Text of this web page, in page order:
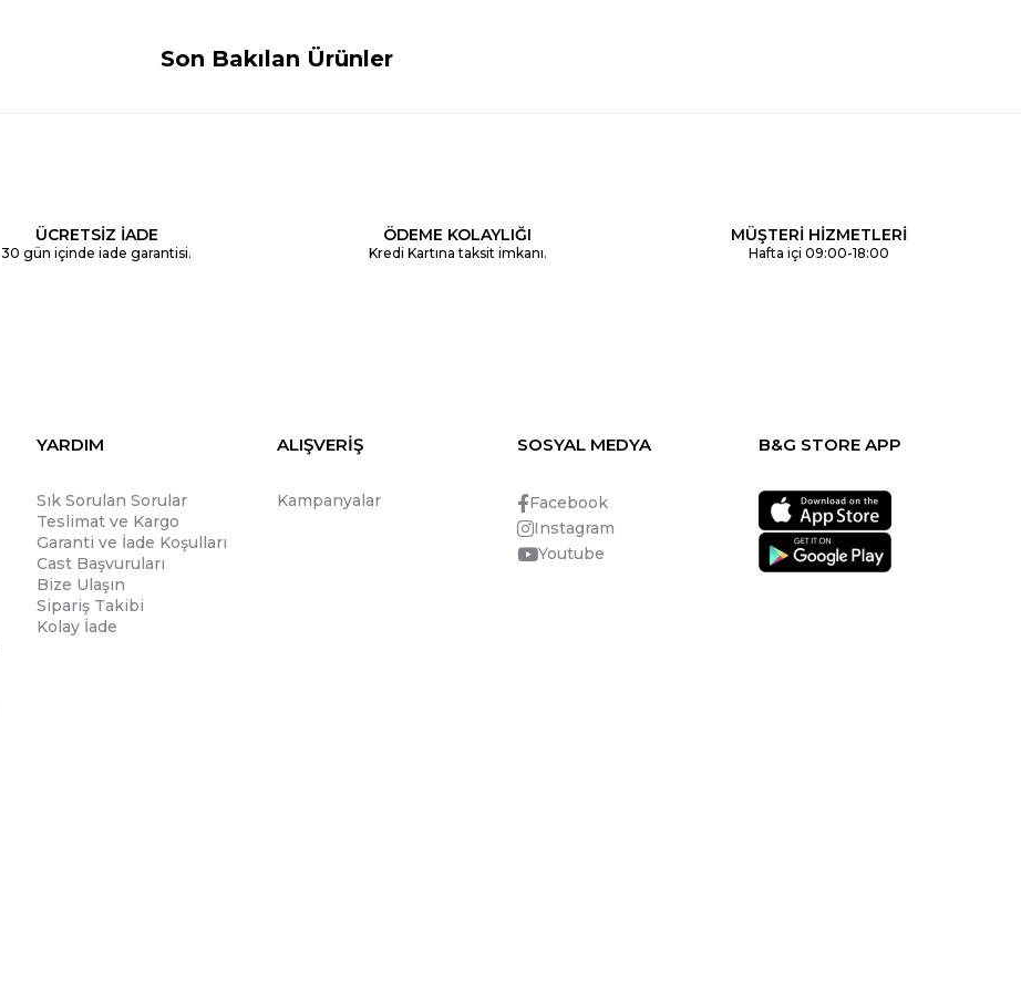
Son Bakılan Ürünler
ÜCRETSİZ İADE
30 gün içinde iade garantisi.
ÖDEME KOLAYLIĞI
Kredi Kartına taksit imkanı.
MÜŞTERİ HİZMETLERİ
Hafta içi 09:00-18:00
YARDIM
Sık Sorulan Sorular
Teslimat ve Kargo
Garanti ve İade Koşulları
Cast Başvuruları
Bize Ulaşın
Sipariş Takibi
Kolay İade
ALIŞVERİŞ
Kampanyalar
SOSYAL MEDYA
Facebook
Instagram
Youtube
B&G STORE APP